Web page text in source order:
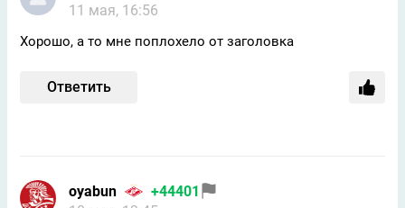
11 мая, 16:56
Хорошо, а то мне поплохело от заголовка
Ответить
oyabun
+44401